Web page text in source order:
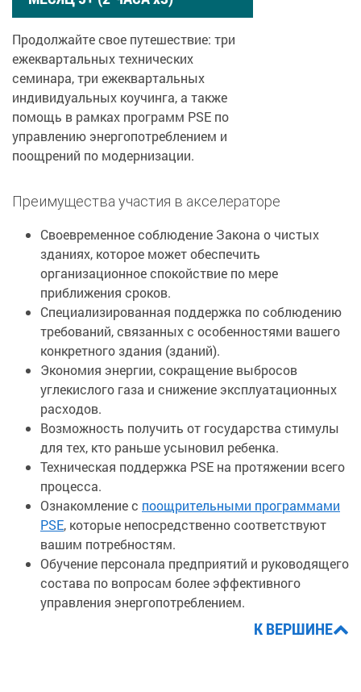
Продолжайте свое путешествие: три
ежеквартальных технических
семинара, три ежеквартальных
индивидуальных коучинга, а также
помощь в рамках программ PSE по
управлению энергопотреблением и
поощрений по модернизации.
Преимущества участия в акселераторе
Своевременное соблюдение Закона о чистых
зданиях, которое может обеспечить
организационное спокойствие по мере
приближения сроков.
Специализированная поддержка по соблюдению
требований, связанных с особенностями вашего
конкретного здания (зданий).
Экономия энергии, сокращение выбросов
углекислого газа и снижение эксплуатационных
расходов.
Возможность получить от государства стимулы
для тех, кто раньше усыновил ребенка.
Техническая поддержка PSE на протяжении всего
процесса.
Ознакомление с поощрительными программами
PSE, которые непосредственно соответствуют
вашим потребностям.
Обучение персонала предприятий и руководящего
состава по вопросам более эффективного
управления энергопотреблением.
К ВЕРШИНЕ